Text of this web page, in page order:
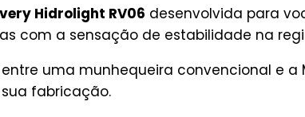
Hidrolight RV06 desenvolvida para
com a sensação de estabilidade na
uma munhequeira convencional e a
fabricação.